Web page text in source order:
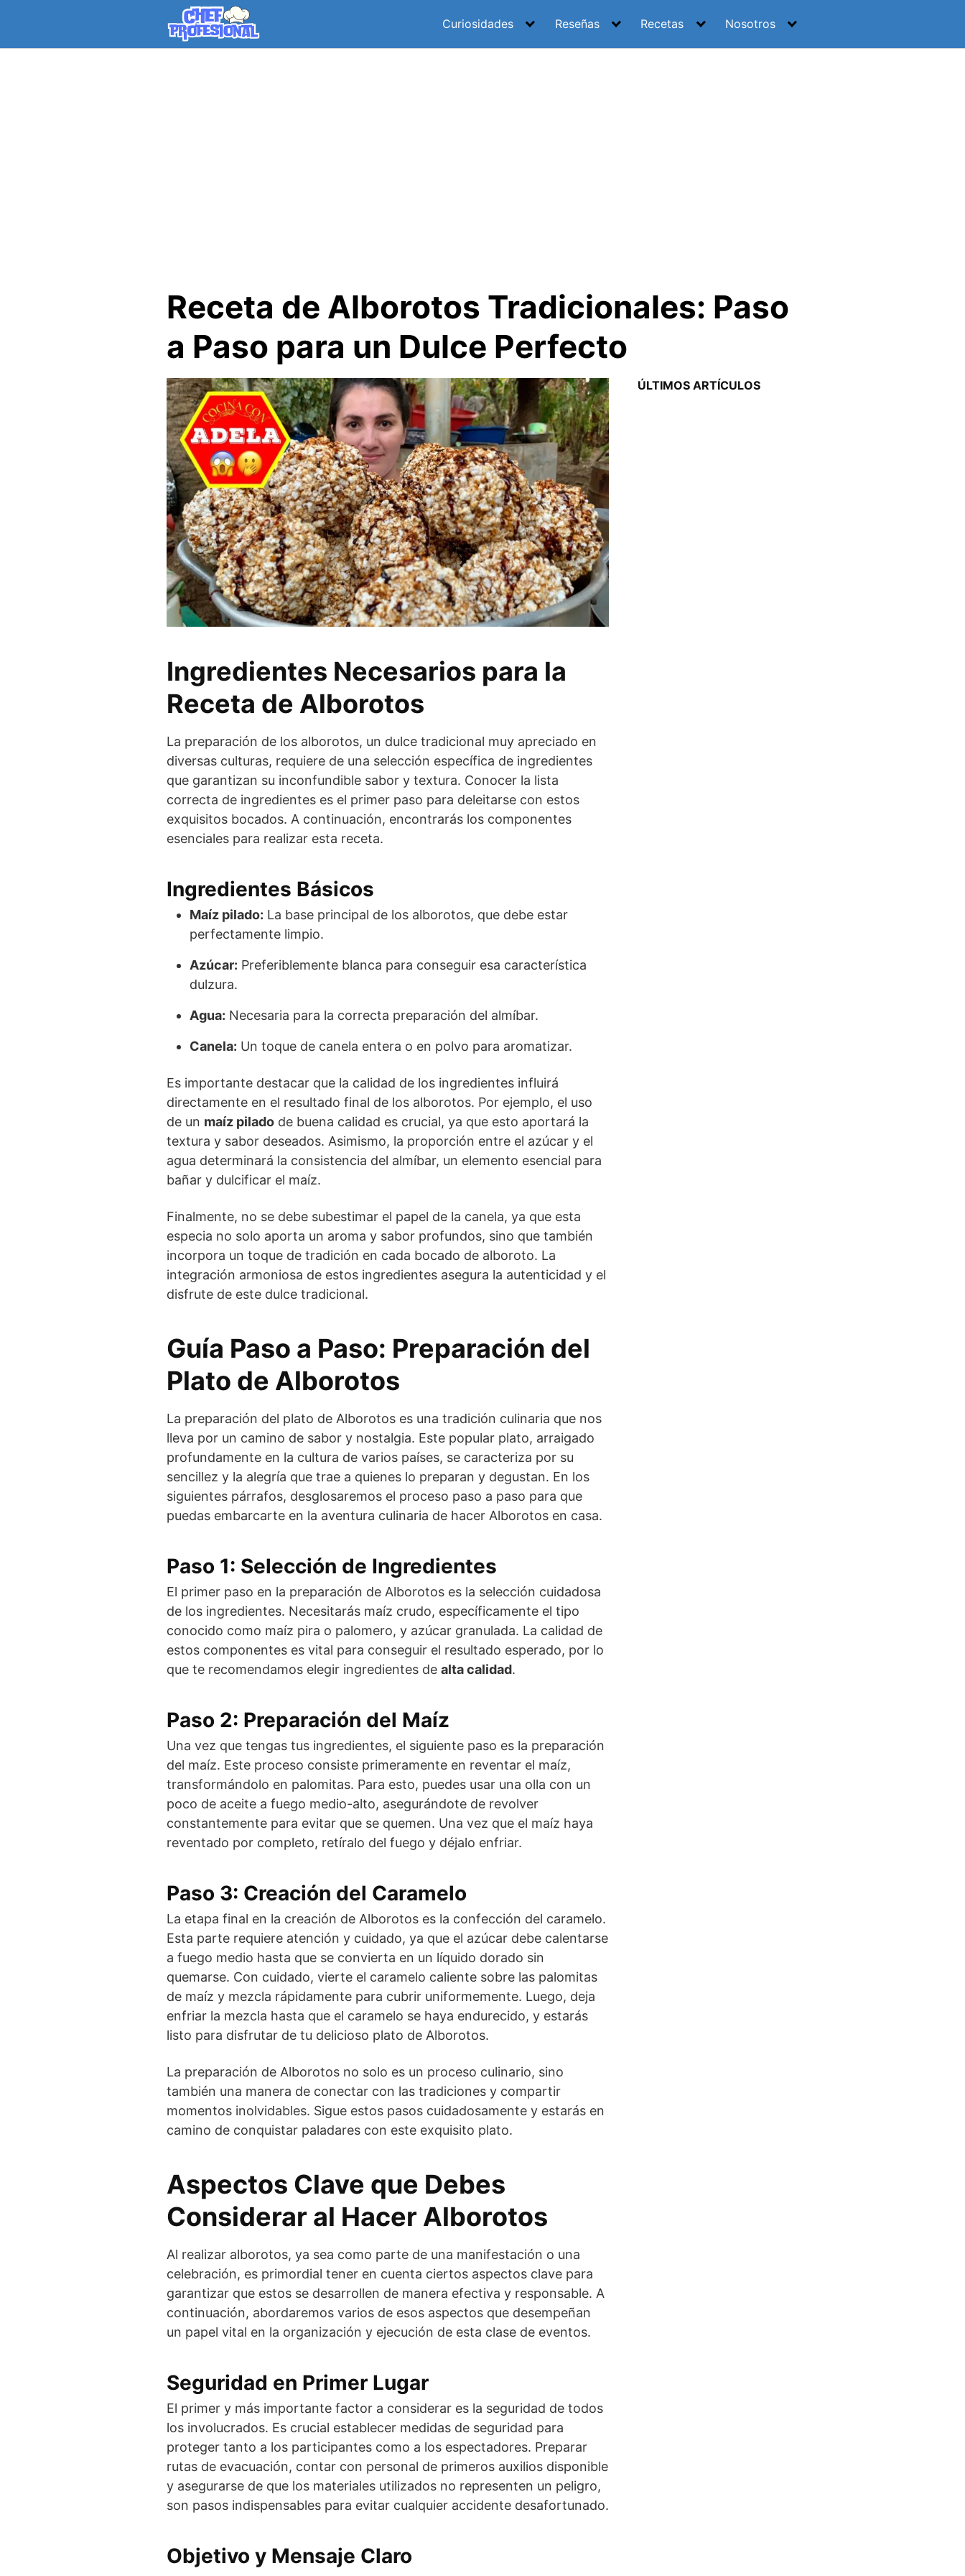
Curiosidades Reseñas Recetas Nosotros
Receta de Alborotos Tradicionales: Paso
a Paso para un Dulce Perfecto
Ingredientes Necesarios para la
Receta de Alborotos
La preparación de los alborotos, un dulce tradicional muy apreciado en
diversas culturas, requiere de una selección específica de ingredientes
que garantizan su inconfundible sabor y textura. Conocer la lista
correcta de ingredientes es el primer paso para deleitarse con estos
exquisitos bocados. A continuación, encontrarás los componentes
esenciales para realizar esta receta.
Ingredientes Básicos
Maíz pilado: La base principal de los alborotos, que debe estar
perfectamente limpio.
Azúcar: Preferiblemente blanca para conseguir esa característica
dulzura.
Agua: Necesaria para la correcta preparación del almíbar.
Canela: Un toque de canela entera o en polvo para aromatizar.
Es importante destacar que la calidad de los ingredientes influirá
directamente en el resultado final de los alborotos. Por ejemplo, el uso
de un maíz pilado de buena calidad es crucial, ya que esto aportará la
textura y sabor deseados. Asimismo, la proporción entre el azúcar y el
agua determinará la consistencia del almíbar, un elemento esencial para
bañar y dulcificar el maíz.
Finalmente, no se debe subestimar el papel de la canela, ya que esta
especia no solo aporta un aroma y sabor profundos, sino que también
incorpora un toque de tradición en cada bocado de alboroto. La
integración armoniosa de estos ingredientes asegura la autenticidad y el
disfrute de este dulce tradicional.
Guía Paso a Paso: Preparación del
Plato de Alborotos
La preparación del plato de Alborotos es una tradición culinaria que nos
lleva por un camino de sabor y nostalgia. Este popular plato, arraigado
profundamente en la cultura de varios países, se caracteriza por su
sencillez y la alegría que trae a quienes lo preparan y degustan. En los
siguientes párrafos, desglosaremos el proceso paso a paso para que
puedas embarcarte en la aventura culinaria de hacer Alborotos en casa.
Paso 1: Selección de Ingredientes
El primer paso en la preparación de Alborotos es la selección cuidadosa
de los ingredientes. Necesitarás maíz crudo, específicamente el tipo
conocido como maíz pira o palomero, y azúcar granulada. La calidad de
estos componentes es vital para conseguir el resultado esperado, por lo
que te recomendamos elegir ingredientes de alta calidad.
Paso 2: Preparación del Maíz
Una vez que tengas tus ingredientes, el siguiente paso es la preparación
del maíz. Este proceso consiste primeramente en reventar el maíz,
transformándolo en palomitas. Para esto, puedes usar una olla con un
poco de aceite a fuego medio-alto, asegurándote de revolver
constantemente para evitar que se quemen. Una vez que el maíz haya
reventado por completo, retíralo del fuego y déjalo enfriar.
Paso 3: Creación del Caramelo
La etapa final en la creación de Alborotos es la confección del caramelo.
Esta parte requiere atención y cuidado, ya que el azúcar debe calentarse
a fuego medio hasta que se convierta en un líquido dorado sin
quemarse. Con cuidado, vierte el caramelo caliente sobre las palomitas
de maíz y mezcla rápidamente para cubrir uniformemente. Luego, deja
enfriar la mezcla hasta que el caramelo se haya endurecido, y estarás
listo para disfrutar de tu delicioso plato de Alborotos.
La preparación de Alborotos no solo es un proceso culinario, sino
también una manera de conectar con las tradiciones y compartir
momentos inolvidables. Sigue estos pasos cuidadosamente y estarás en
camino de conquistar paladares con este exquisito plato.
Aspectos Clave que Debes
Considerar al Hacer Alborotos
Al realizar alborotos, ya sea como parte de una manifestación o una
celebración, es primordial tener en cuenta ciertos aspectos clave para
garantizar que estos se desarrollen de manera efectiva y responsable. A
continuación, abordaremos varios de esos aspectos que desempeñan
un papel vital en la organización y ejecución de esta clase de eventos.
Seguridad en Primer Lugar
El primer y más importante factor a considerar es la seguridad de todos
los involucrados. Es crucial establecer medidas de seguridad para
proteger tanto a los participantes como a los espectadores. Preparar
rutas de evacuación, contar con personal de primeros auxilios disponible
y asegurarse de que los materiales utilizados no representen un peligro,
son pasos indispensables para evitar cualquier accidente desafortunado.
Objetivo y Mensaje Claro
ÚLTIMOS ARTÍCULOS